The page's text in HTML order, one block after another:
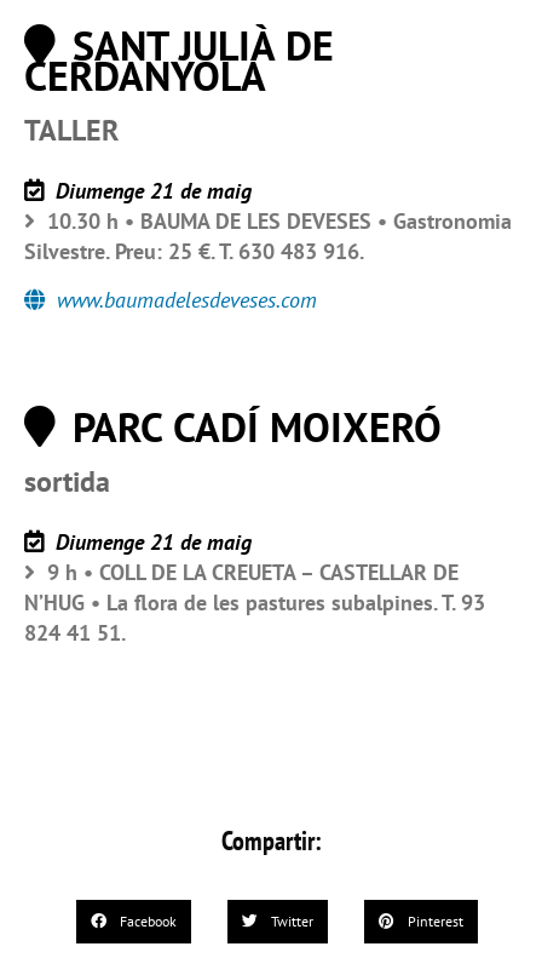
SANT JULIÀ DE
CERDANYOLA
TALLER
Diumenge 21 de maig
10.30 h • BAUMA DE LES DEVESES • Gastronomia
Silvestre. Preu: 25 €. T. 630 483 916.
www.baumadelesdeveses.com
PARC CADÍ MOIXERÓ
sortida
Diumenge 21 de maig
9 h • COLL DE LA CREUETA – CASTELLAR DE
N’HUG • La flora de les pastures subalpines. T. 93
824 41 51.
Compartir:
Facebook Twitter Pinterest